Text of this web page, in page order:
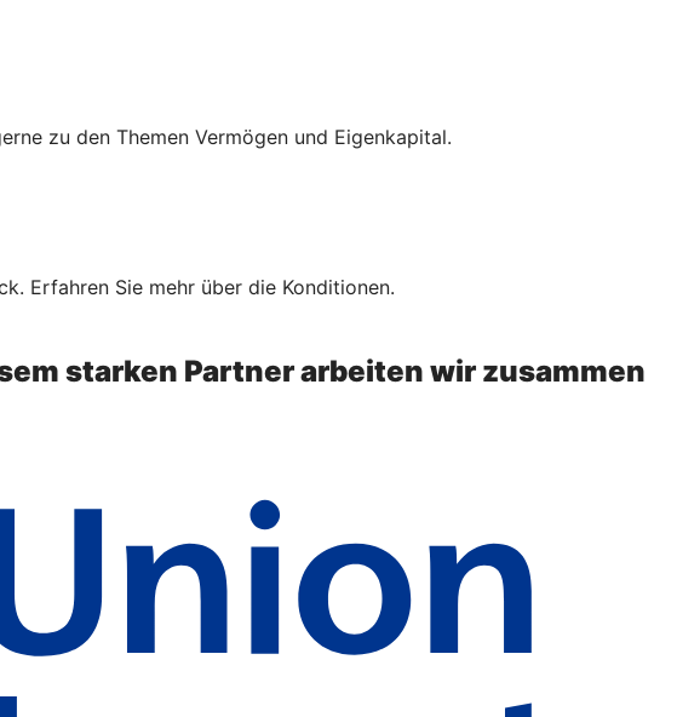
zu den Themen Vermögen und Eigenkapital.
Erfahren Sie mehr über die Konditionen.
starken Partner arbeiten wir zusammen